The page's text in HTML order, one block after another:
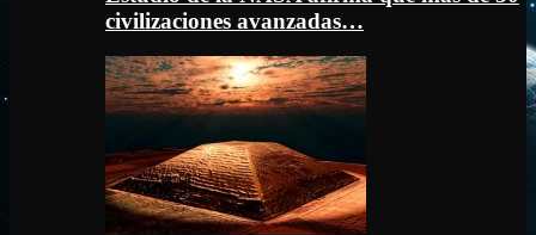
civilizaciones avanzadas…